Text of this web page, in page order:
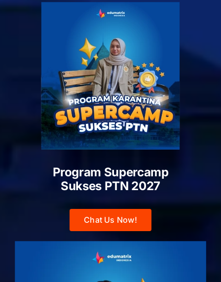
Program Supercamp
Sukses PTN 2027
Chat Us Now!